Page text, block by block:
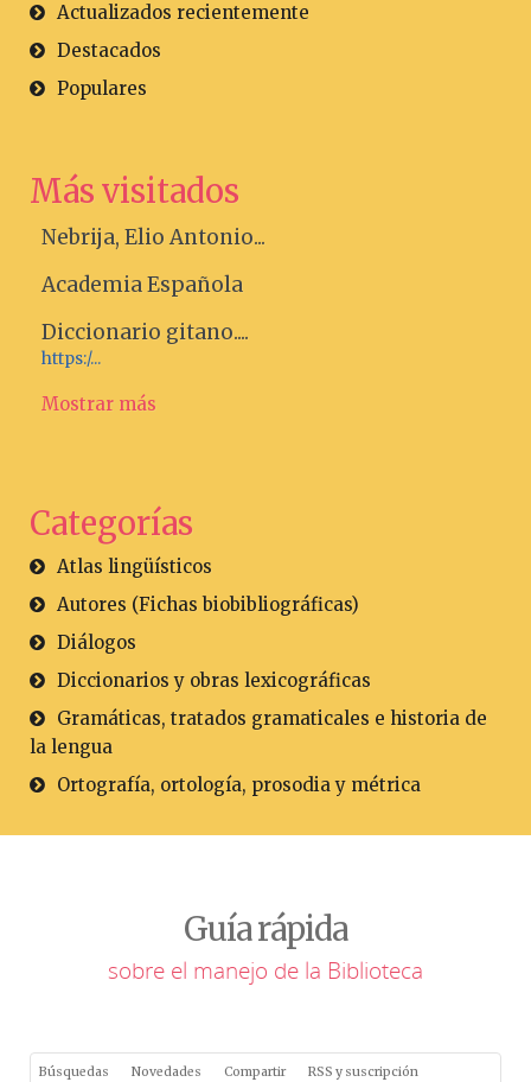
Actualizados recientemente
Destacados
Populares
Más visitados
Nebrija, Elio Antonio...
Academia Española
Diccionario gitano....
https:/...
Mostrar más
Categorías
Atlas lingüísticos
Autores (Fichas biobibliográficas)
Diálogos
Diccionarios y obras lexicográficas
Gramáticas, tratados gramaticales e historia de
la lengua
Ortografía, ortología, prosodia y métrica
Guía rápida
sobre el manejo de la Biblioteca
Búsquedas Novedades Compartir RSS y suscripción